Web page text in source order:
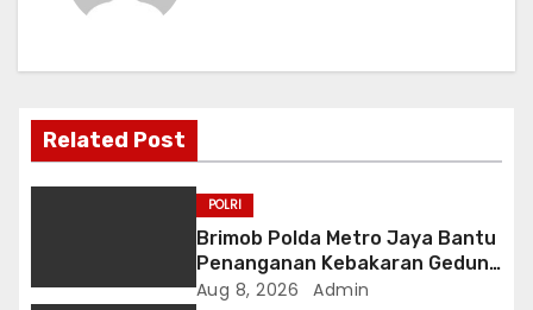
v
g
t
Related Post
POLRI
Brimob Polda Metro Jaya Bantu
Penanganan Kebakaran Gedung
Bapenda DKI
Aug 8, 2026 Admin